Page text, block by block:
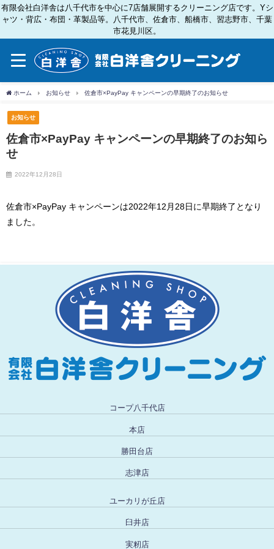
有限会社白洋舎は八千代市を中心に7店舗展開するクリーニング店です。Yシ
ャツ・背広・布団・革製品等。八千代市、佐倉市、船橋市、習志野市、千葉
市花見川区。
ホーム お知らせ 佐倉市×PayPay キャンペーンの早期終了のお知らせ
お知らせ
佐倉市×PayPay キャンペーンの早期終了のお知ら
せ
2022年12月28日
佐倉市×PayPay キャンペーンは2022年12月28日に早期終了となり
ました。
コープ八千代店
本店
勝田台店
志津店
ユーカリが丘店
臼井店
実籾店